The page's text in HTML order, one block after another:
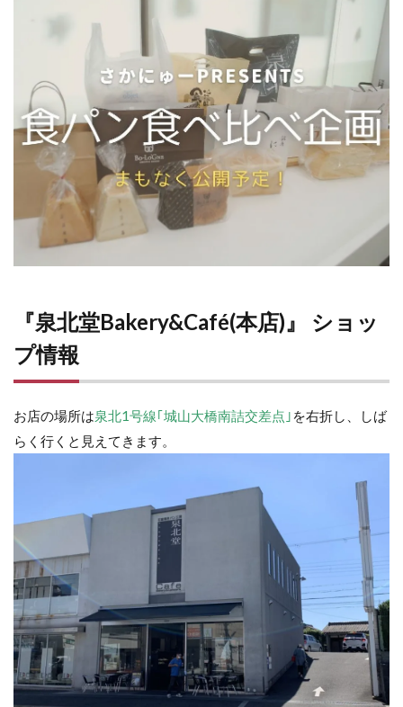
『泉北堂Bakery&Café(本店)』 ショッ
プ情報
お店の場所は泉北1号線｢城山大橋南詰交差点｣ を右折し、しば
らく行くと見えてきます。